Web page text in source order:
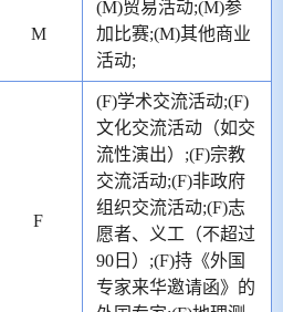
M
(M)贸易活动;(M)参
加比赛;(M)其他商业
活动;
F
(F)学术交流活动;(F)
文化交流活动（如交
流性演出）;(F)宗教
交流活动;(F)非政府
组织交流活动;(F)志
愿者、义工（不超过
90日）;(F)持《外国
专家来华邀请函》的